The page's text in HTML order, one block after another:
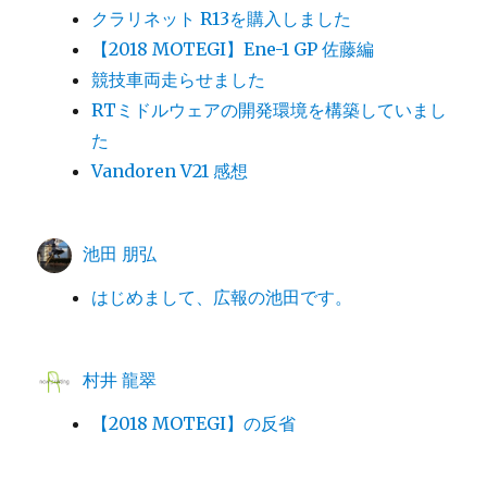
クラリネット R13を購入しました
【2018 MOTEGI】Ene-1 GP 佐藤編
競技車両走らせました
RTミドルウェアの開発環境を構築していまし
た
Vandoren V21 感想
池田 朋弘
はじめまして、広報の池田です。
村井 龍翠
【2018 MOTEGI】の反省